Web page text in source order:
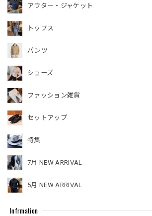
アウター・ジャケット
トップス
パンツ
シューズ
ファッション雑貨
セットアップ
特集
7月 NEW ARRIVAL
5月 NEW ARRIVAL
Infrmation